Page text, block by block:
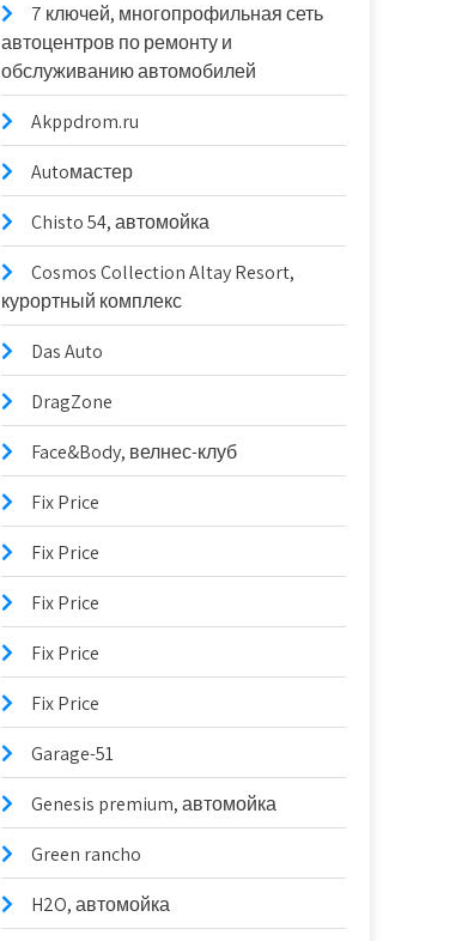
7 ключей, многопрофильная сеть
автоцентров по ремонту и
обслуживанию автомобилей
Akppdrom.ru
Autoмастер
Chisto 54, автомойка
Cosmos Collection Altay Resort,
курортный комплекс
Das Auto
DragZone
Face&Body, велнес-клуб
Fix Price
Fix Price
Fix Price
Fix Price
Fix Price
Garage-51
Genesis premium, автомойка
Green rancho
H2O, автомойка